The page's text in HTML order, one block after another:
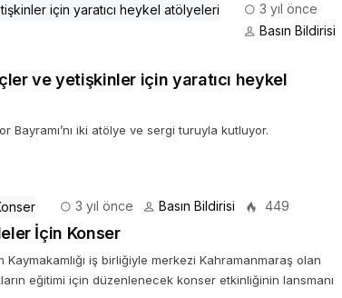
3 yıl önce
Basın Bildirisi
ve yetişkinler için yaratıcı heykel
Bayramı’nı iki atölye ve sergi turuyla kutluyor.
3 yıl önce Basın Bildirisi 449
İçin Konser
iş birliğiyle merkezi Kahramanmaraş olan
eğitimi için düzenlenecek konser etkinliğinin lansmanı